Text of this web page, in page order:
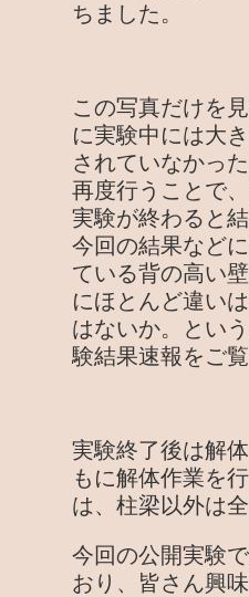
ちました。
この写真だけを
に実験中には大
されていなかっ
再度行うことで
実験が終わると
今回の結果など
ている背の高い
にほとんど違い
はないか。とい
験結果速報をご覧
実験終了後は解
もに解体作業を
は、柱梁以外は
今回の公開実験
おり、皆さん興